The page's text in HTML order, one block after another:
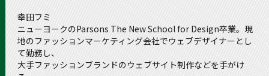
幸田フミ
ニューヨークのParsons The New School for Design卒業。現
地のファッションマーケティング会社でウェブデザイナーとし
て勤務し、
大手ファッションブランドのウェブサイト制作などを手がけ